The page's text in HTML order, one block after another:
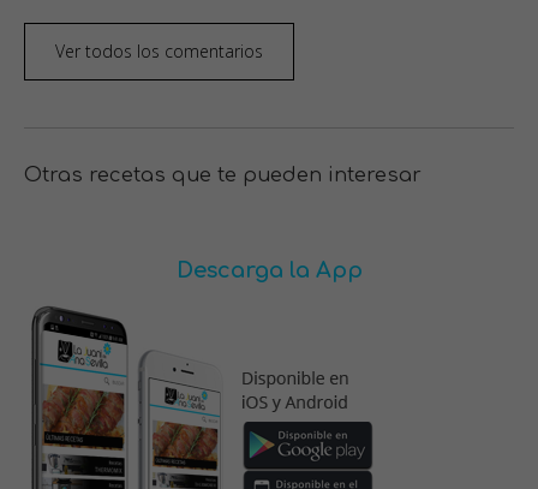
Ver todos los comentarios
Otras recetas que te pueden interesar
Descarga la App